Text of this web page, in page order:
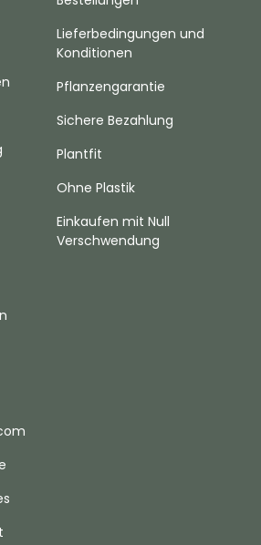
Lieferbedingungen und
Konditionen
Pflanzengarantie
Sichere Bezahlung
Plantfit
Ohne Plastik
Einkaufen mit Null
Verschwendung